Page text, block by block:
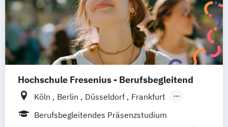
Hochschule Fresenius - Berufsbegleitend
Köln Berlin Düsseldorf
Frankfurt
Hamburg
Idstein München
Wiesbaden
Berufsbegleitendes Präsenzstudium